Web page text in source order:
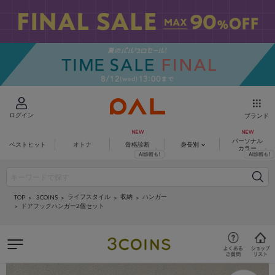
ログイン ブランド
ベストヒット オトナ 骨格診断 身長別
パーソナル
カラー
TOP 3COINS ライフスタイル 収納
ハンガー
ドアフックハンガー2個セット